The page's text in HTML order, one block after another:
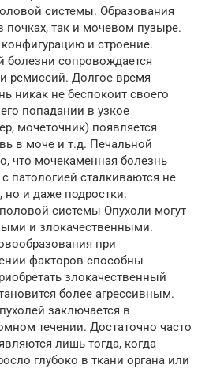
системы. Образования
почках, так и мочевом пузыре.
и строение.
болезни сопровождается
ремиссий. Долгое время
никак не беспокоит своего
попадании в узкое
мочеточник) появляется
в моче и т.д. Печальной
что мочекаменная болезнь
патологией сталкиваются не
и даже подростки.
системы Опухоли могут
и злокачественными.
при
факторов способны
злокачественный
более агрессивным.
заключается в
течении. Достаточно часто
лишь тогда, когда
глубоко в ткани органа или